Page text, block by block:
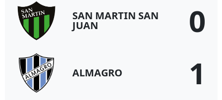
SAN MARTIN SAN
JUAN 0
ALMAGRO 1